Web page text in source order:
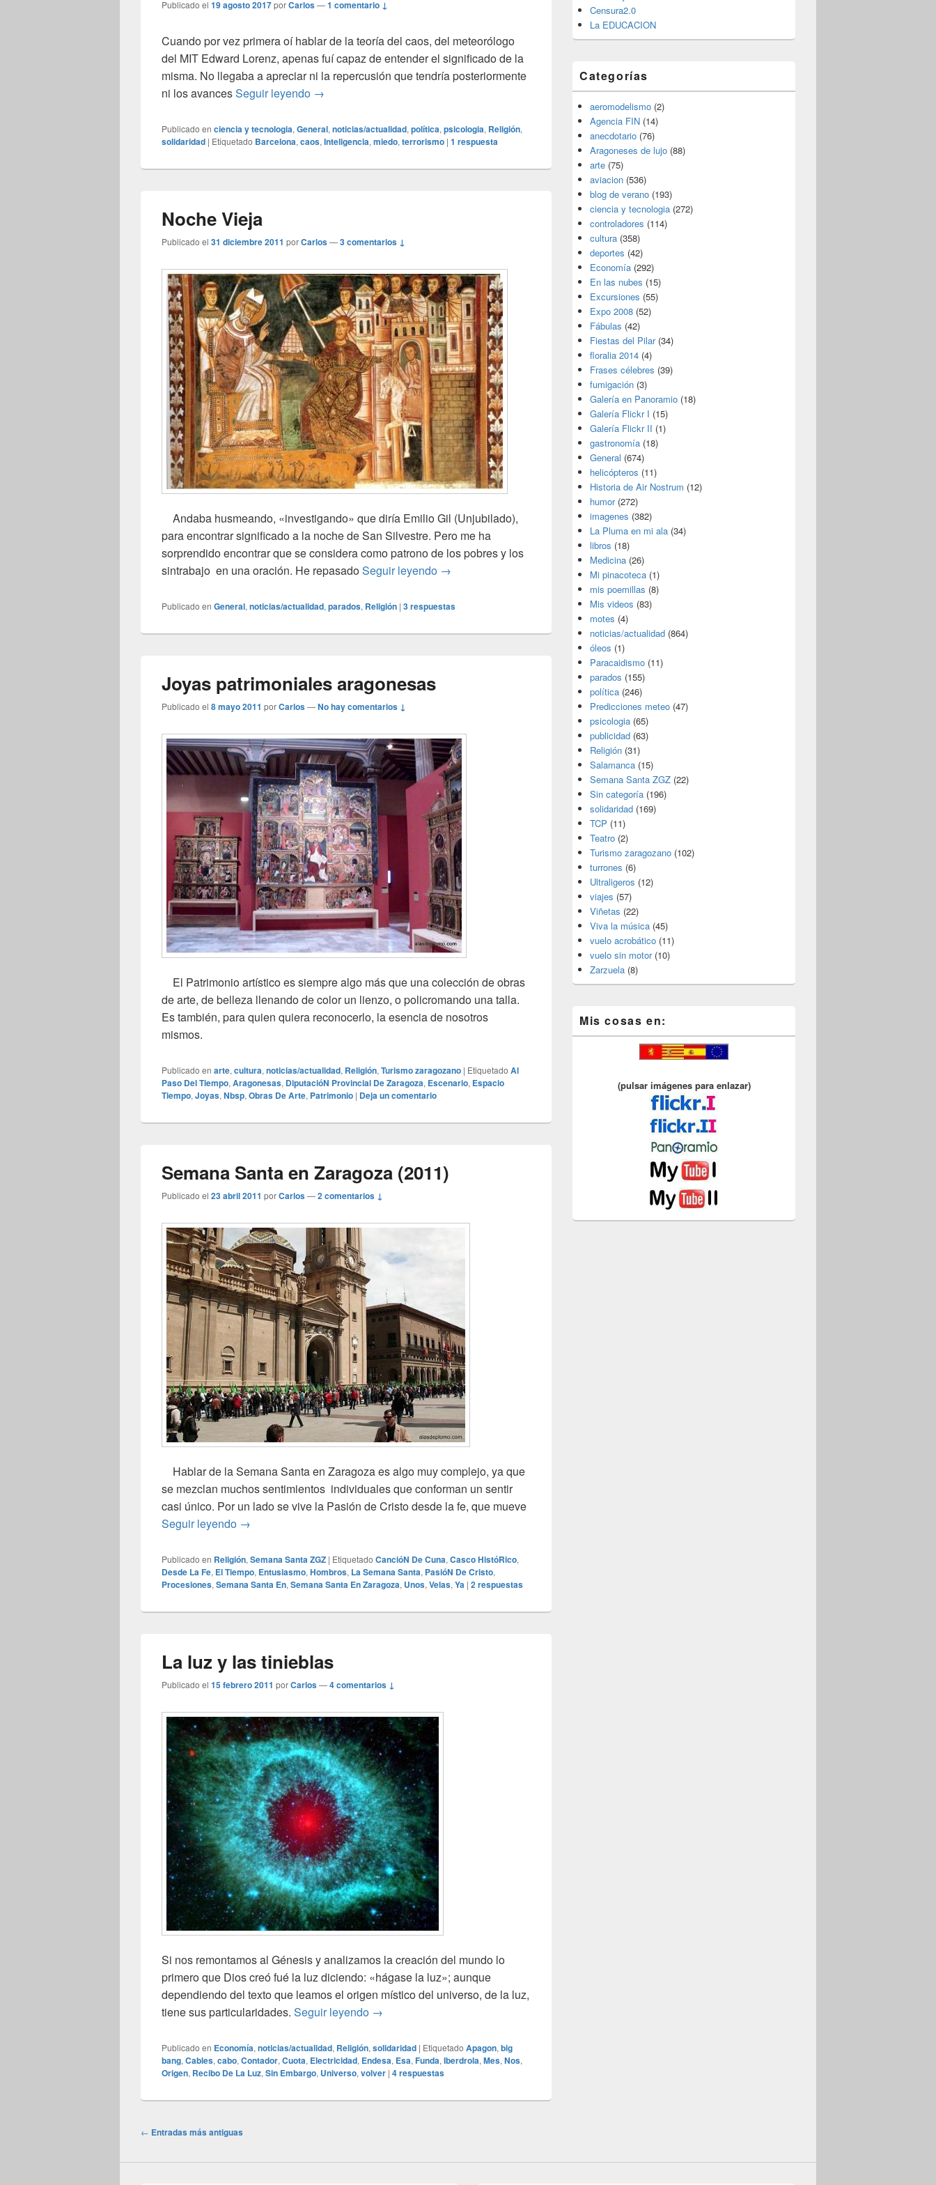
Publicado el 19 agosto 2017porCarlos—1 comentario ↓
Cuando por vez primera oí hablar de la teoría del caos, del meteorólogo
del MIT Edward Lorenz, apenas fuí capaz de entender el significado de la
misma. No llegaba a apreciar ni la repercusión que tendría posteriormente
ni los avancesSeguir leyendo ¿Y después de los atentados qué?
→
Publicado en ciencia y tecnologia, General, noticias/actualidad, política, psicologia, Religión,
solidaridad | Etiquetado Barcelona, caos, Inteligencia, miedo, terrorismo | 1 respuesta
Noche Vieja
Publicado el 31 diciembre 2011 porCarlos—3 comentarios ↓
Andaba husmeando, «investigando» que diría Emilio Gil (Unjubilado),
para encontrar significado a la noche de San Silvestre. Pero me ha
sorprendido encontrar que se considera como patrono de los pobres y los
sintrabajo en una oración. He repasadoSeguir leyendo Noche Vieja
→
Publicado en General, noticias/actualidad, parados, Religión | 3respuestas
Joyas patrimoniales aragonesas
Publicado el 8 mayo 2011 porCarlos—No hay comentarios ↓
El Patrimonio artístico es siempre algo más que una colección de obras
de arte, de belleza llenando de color un lienzo, o policromando una talla.
Es también, para quien quiera reconocerlo, la esencia de nosotros
mismos.
Publicado en arte, cultura, noticias/actualidad, Religión, Turismo zaragozano | Etiquetado Al
Paso Del Tiempo, Aragonesas, DiputacióN Provincial De Zaragoza, Escenario, Espacio
Tiempo, Joyas, Nbsp, Obras De Arte, Patrimonio | Deja un comentario
Semana Santa en Zaragoza (2011)
Publicado el 23 abril 2011 porCarlos—2 comentarios ↓
Hablar de la Semana Santa en Zaragoza es algo muy complejo, ya que
se mezclan muchos sentimientos individuales que conforman un sentir
casi único. Por un lado se vive la Pasión de Cristo desde la fe, que mueve
Seguir leyendo Semana Santa en Zaragoza (2011)
→
Publicado en Religión, Semana Santa ZGZ | Etiquetado CancióN De Cuna, Casco HistóRico,
Desde La Fe, El Tiempo, Entusiasmo, Hombros, La Semana Santa, PasióN De Cristo,
Procesiones, Semana Santa En, Semana Santa En Zaragoza, Unos, Velas, Ya | 2respuestas
La luz y las tinieblas
Publicado el 15 febrero 2011 porCarlos—4 comentarios ↓
Si nos remontamos al Génesis y analizamos la creación del mundo lo
primero que Dios creó fué la luz diciendo: «hágase la luz»; aunque
dependiendo del texto que leamos el origen místico del universo, de la luz,
tiene sus particularidades. Seguir leyendo La luz y las tinieblas
→
Publicado en Economía, noticias/actualidad, Religión, solidaridad | Etiquetado Apagon, big
bang, Cables, cabo, Contador, Cuota, Electricidad, Endesa, Esa, Funda, Iberdrola, Mes, Nos,
Origen, Recibo De La Luz, Sin Embargo, Universo, volver | 4respuestas
Navegación
entradas
← Entradas más antiguas
Censura2.0
La EDUCACION
Categorías
aeromodelismo (2)
Agencia FIN (14)
anecdotario (76)
Aragoneses de lujo (88)
arte (75)
aviacion (536)
blog de verano (193)
ciencia y tecnologia (272)
controladores (114)
cultura (358)
deportes (42)
Economía (292)
En las nubes (15)
Excursiones (55)
Expo 2008 (52)
Fábulas (42)
Fiestas del Pilar(34)
floralia 2014 (4)
Frases célebres (39)
fumigación (3)
Galería en Panoramio (18)
Galería Flickr I (15)
Galería Flickr II (1)
gastronomía (18)
General (674)
helicópteros (11)
Historia de Air Nostrum (12)
humor(272)
imagenes (382)
La Pluma en mi ala (34)
libros (18)
Medicina (26)
Mi pinacoteca (1)
mis poemillas (8)
Mis videos (83)
motes (4)
noticias/actualidad (864)
óleos (1)
Paracaidismo (11)
parados (155)
política (246)
Predicciones meteo (47)
psicologia (65)
publicidad (63)
Religión (31)
Salamanca (15)
Semana Santa ZGZ (22)
Sin categoría (196)
solidaridad (169)
TCP (11)
Teatro (2)
Turismo zaragozano (102)
turrones (6)
Ultraligeros (12)
viajes (57)
Viñetas (22)
Viva la música (45)
vuelo acrobático (11)
vuelo sin motor(10)
Zarzuela (8)
Mis cosas en:
(pulsar imágenes para enlazar)